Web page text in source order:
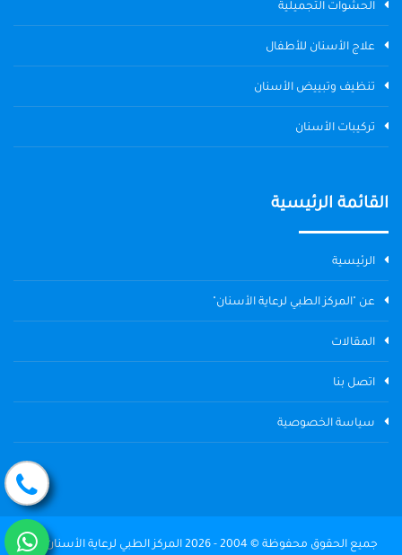
الحشوات التجميلية
علاج الأسنان للأطفال
تنظيف وتبييض الأسنان
تركيبات الأسنان
القائمة الرئيسية
الرئيسية
عن "المركز الطبي لرعاية الأسنان"
المقالات
اتصل بنا
سياسة الخصوصية
جميع الحقوق محفوظة © 2004 - 2026 المركز الطبي لرعاية الأسنان The